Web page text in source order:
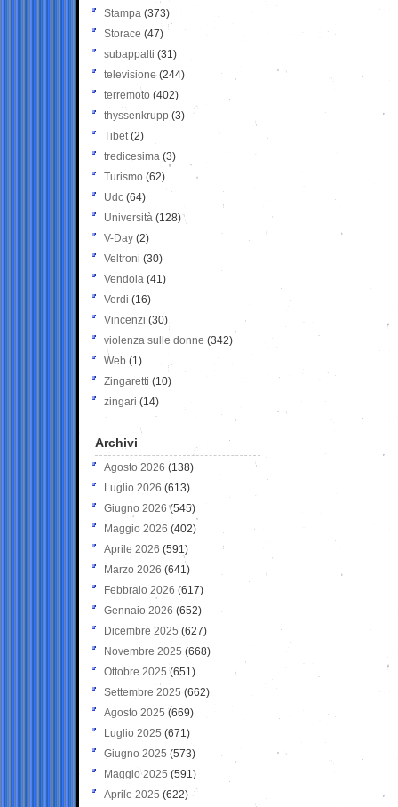
Stampa (373)
Storace (47)
subappalti (31)
televisione(244)
terremoto (402)
thyssenkrupp (3)
Tibet(2)
tredicesima (3)
Turismo (62)
Udc (64)
Università (128)
V-Day (2)
Veltroni (30)
Vendola (41)
Verdi (16)
Vincenzi (30)
violenza sulle donne (342)
Web (1)
Zingaretti (10)
zingari (14)
Archivi
Agosto 2026 (138)
Luglio 2026 (613)
Giugno 2026 (545)
Maggio 2026 (402)
Aprile 2026 (591)
Marzo 2026 (641)
Febbraio 2026 (617)
Gennaio 2026 (652)
Dicembre 2025 (627)
Novembre 2025 (668)
Ottobre 2025 (651)
Settembre 2025 (662)
Agosto 2025 (669)
Luglio 2025 (671)
Giugno 2025 (573)
Maggio 2025 (591)
Aprile 2025 (622)